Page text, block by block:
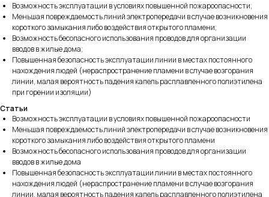
Возможность эксплуатации в условиях повышенной пожароопасности;
Меньшая повреждаемость линий электропередачи в случае возникновения
короткого замыкания либо воздействия открытого пламени;
Возможность бесопасного использования проводов для организации
вводов в жилые дома;
Повышенная безопасность эксплуатации линии в местах постоянного
нахождения людей (нераспространение пламени в случае возгорания
линии, малая вероятность падения капель расплавленного полиэтилена
при горении изоляции)
Статьи
Возможность эксплуатации в условиях повышенной пожароопасности
Меньшая повреждаемость линий электропередачи в случае возникновения
короткого замыкания либо воздействия открытого пламени
Возможность бесопасного использования проводов для организации
вводов в жилые дома
Повышенная безопасность эксплуатации линии в местах постоянного
нахождения людей (нераспространение пламени в случае возгорания
линии, малая вероятность падения капель расплавленного полиэтилена
Силовой провод и кабель
Волоконно-оптический кабель
Кабель спец. назначения
г. Апрелевка, ул. Парковая, д. 1, комн. 217